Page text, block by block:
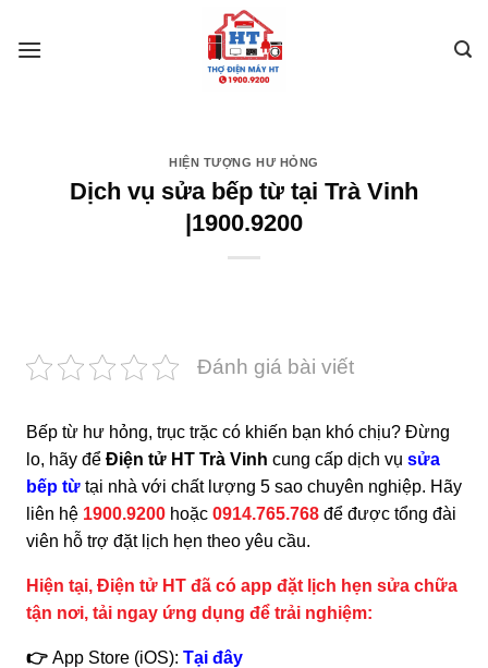
HIỆN TƯỢNG HƯ HỎNG
Dịch vụ sửa bếp từ tại Trà Vinh
|1900.9200
Đánh giá bài viết
Bếp từ hư hỏng, trục trặc có khiến bạn khó chịu? Đừng
lo, hãy để Điện tử HT Trà Vinh cung cấp dịch vụ sửa
bếp từ tại nhà với chất lượng 5 sao chuyên nghiệp. Hãy
liên hệ 1900.9200 hoặc 0914.765.768 để được tổng đài
viên hỗ trợ đặt lịch hẹn theo yêu cầu.
Hiện tại, Điện tử HT đã có app đặt lịch hẹn sửa chữa
tận nơi, tải ngay ứng dụng để trải nghiệm:
👉 App Store (iOS): Tại đây